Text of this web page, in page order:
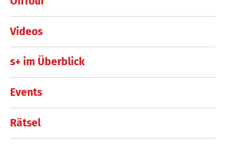
Videos
s+ im Überblick
Events
Rätsel